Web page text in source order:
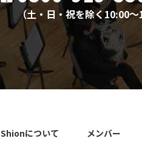
（土・日・祝を除く10:00
Shionについて メンバー